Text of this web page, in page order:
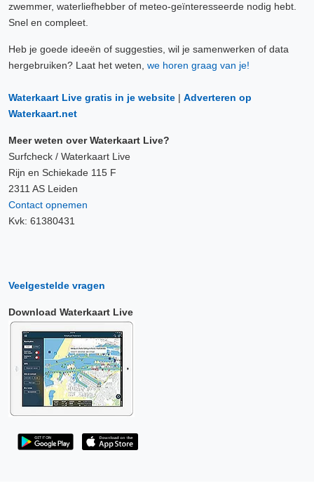
zwemmer, waterliefhebber of meteo-geïnteresseerde nodig hebt.
Snel en compleet.
Heb je goede ideeën of suggesties, wil je samenwerken of data
hergebruiken? Laat het weten, we horen graag van je!
Waterkaart Live gratis in je website | Adverteren op
Waterkaart.net
Meer weten over Waterkaart Live?
Surfcheck / Waterkaart Live
Rijn en Schiekade 115 F
2311 AS Leiden
Contact opnemen
Kvk: 61380431
Veelgestelde vragen
Download Waterkaart Live